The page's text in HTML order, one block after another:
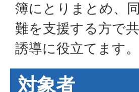
簿にとりまとめ、
難を支援する方で
誘導に役立てます。
対象者